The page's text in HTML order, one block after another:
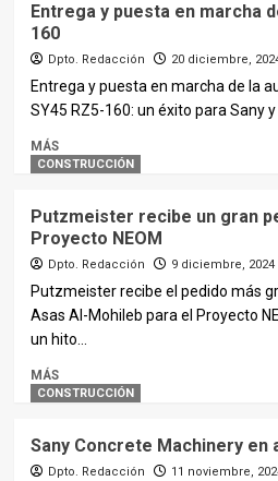
Entrega y puesta en marcha
160
Dpto. Redacción 20 diciembre,
Entrega y puesta en marcha de la
SY45 RZ5-160: un éxito para Sany
MÁS
CONSTRUCCIÓN
Putzmeister recibe un gran
Proyecto NEOM
Dpto. Redacción 9 diciembre, 2024
Putzmeister recibe el pedido más
Asas Al-Mohileb para el Proyecto
un hito...
MÁS
CONSTRUCCIÓN
Sany Concrete Machinery en
Dpto. Redacción 11 noviembre,